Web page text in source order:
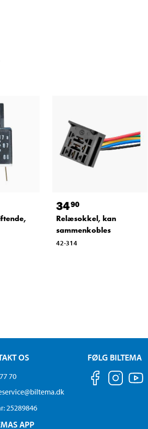
3490
Relæsokkel, kan
sammenkobles
42-314
OS
70
25289846
APP
FØLG BILTEMA